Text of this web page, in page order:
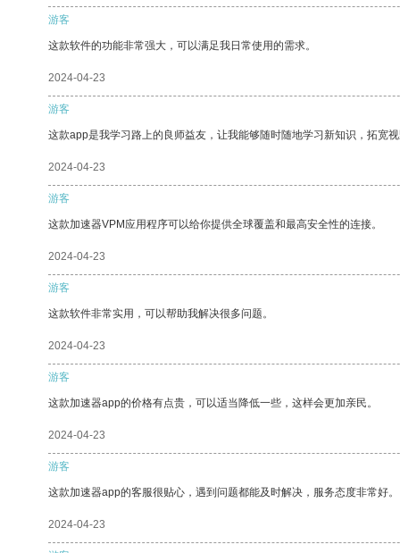
游客
这款软件的功能非常强大，可以满足我日常使用的需求。
2024-04-23
游客
这款app是我学习路上的良师益友，让我能够随时随地学习新知识，拓宽
2024-04-23
游客
这款加速器VPM应用程序可以给你提供全球覆盖和最高安全性的连接。
2024-04-23
游客
这款软件非常实用，可以帮助我解决很多问题。
2024-04-23
游客
这款加速器app的价格有点贵，可以适当降低一些，这样会更加亲民。
2024-04-23
游客
这款加速器app的客服很贴心，遇到问题都能及时解决，服务态度非常好。
2024-04-23